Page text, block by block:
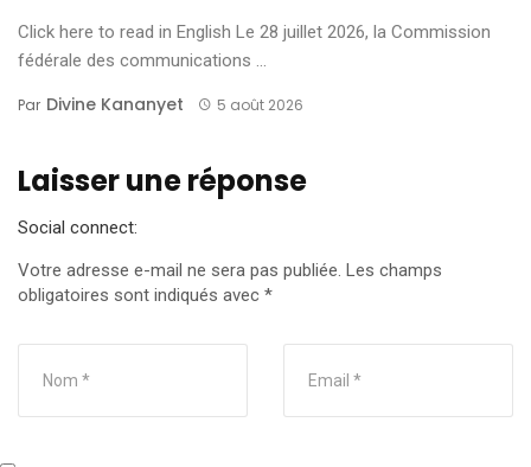
Click here to read in English Le 28 juillet 2026, la Commission
fédérale des communications ...
Par Divine Kananyet 5 août 2026
Laisser une réponse
Social connect:
Votre adresse e-mail ne sera pas publiée. Les champs
obligatoires sont indiqués avec *